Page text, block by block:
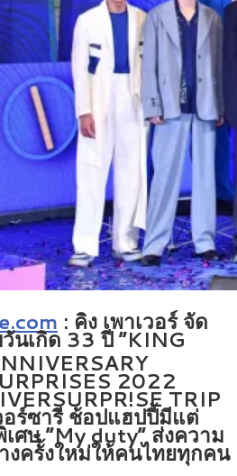
: คิง เพาเวอร์ จัด
นเกิด 33 ปี “KING
2022
TRIP
ร์ซารี ช้อปแฮปปี้มีแต่
เศษ “My duty” ส่งความ
งครั้งใหม่ให้คนไทยทุกคน